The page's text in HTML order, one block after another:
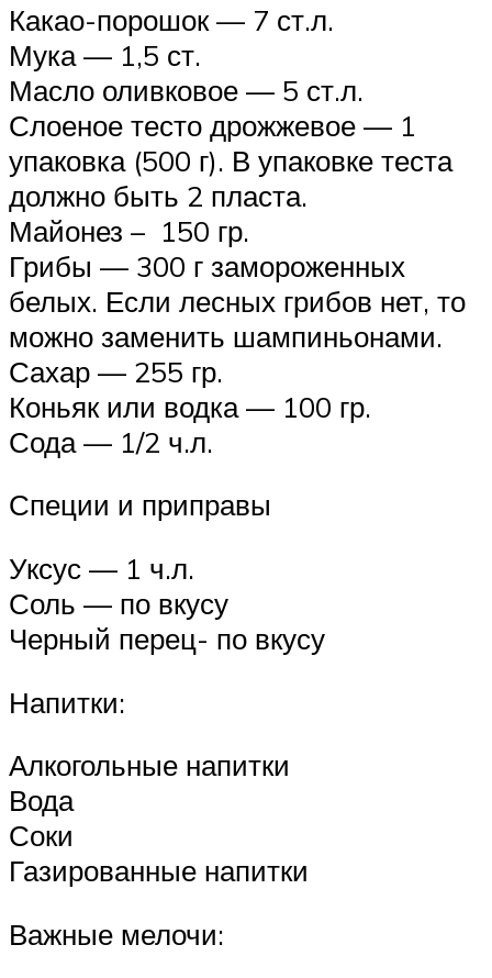
Какао-порошок — 7 ст.л.
Мука — 1,5 ст.
Масло оливковое — 5 ст.л.
Слоеное тесто дрожжевое — 1
упаковка (500 г). В упаковке теста
должно быть 2 пласта.
Майонез – 150 гр.
Грибы — 300 г замороженных
белых. Если лесных грибов нет, то
можно заменить шампиньонами.
Сахар — 255 гр.
Коньяк или водка — 100 гр.
Сода — 1/2 ч.л.
Специи и приправы
Уксус — 1 ч.л.
Соль — по вкусу
Черный перец- по вкусу
Напитки:
Алкогольные напитки
Вода
Соки
Газированные напитки
Важные мелочи: